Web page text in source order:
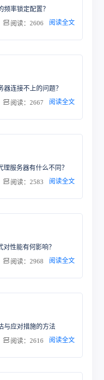
率锁定配置？
阅读：2606 阅读全文
连接不上的问题？
阅读：2667 阅读全文
服务器有什么不同？
阅读：2583 阅读全文
性能有何影响？
阅读：2968 阅读全文
与应对措施的方法
阅读：2616 阅读全文